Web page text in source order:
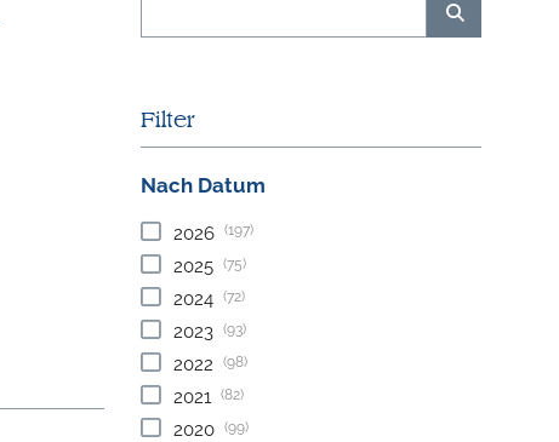
Filter
Nach Datum
2026 (197)
2025 (75)
2024 (72)
2023 (93)
2022 (98)
2021 (82)
2020 (99)